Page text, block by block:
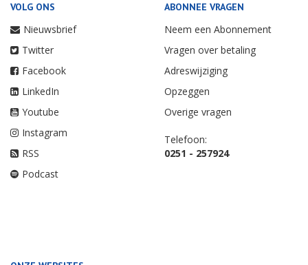
VOLG ONS
Nieuwsbrief
Twitter
Facebook
LinkedIn
Youtube
Instagram
RSS
Podcast
ABONNEE VRAGEN
Neem een Abonnement
Vragen over betaling
Adreswijziging
Opzeggen
Overige vragen
Telefoon:
0251 - 257924